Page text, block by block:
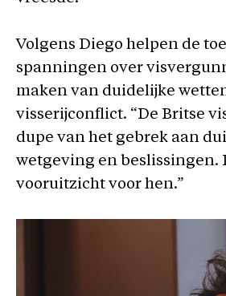
Volgens Diego helpen de
spanningen over
maken van duidelijke
visserijconflict. “De Britse
dupe van het gebrek aan
wetgeving en beslissingen.
vooruitzicht voor hen.”